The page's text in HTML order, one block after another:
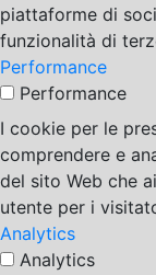
piattaforme di
funzionalità di
Performance
Performance
I cookie per le
comprendere e
del sito Web che
utente per i
Analytics
Analytics